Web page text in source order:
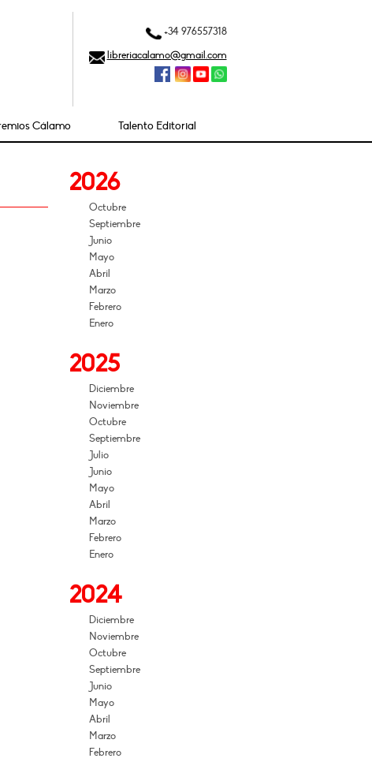
+34 976557318
libreriacalamo@gmail.com
Cálamo Talento Editorial
2026
Octubre
Septiembre
Junio
Mayo
Abril
Marzo
Febrero
Enero
2025
Diciembre
Noviembre
Octubre
Septiembre
Julio
Junio
Mayo
Abril
Marzo
Febrero
Enero
2024
Diciembre
Noviembre
Octubre
Septiembre
Junio
Mayo
Abril
Marzo
Febrero